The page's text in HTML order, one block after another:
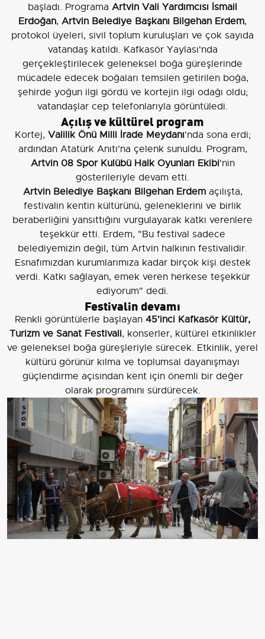
başladı. Programa Artvin Vali Yardımcısı İsmail
Erdoğan, Artvin Belediye Başkanı Bilgehan Erdem,
protokol üyeleri, sivil toplum kuruluşları ve çok sayıda
vatandaş katıldı. Kafkasör Yaylası'nda
gerçekleştirilecek geleneksel boğa güreşlerinde
mücadele edecek boğaları temsilen getirilen boğa,
şehirde yoğun ilgi gördü ve kortejin ilgi odağı oldu;
vatandaşlar cep telefonlarıyla görüntüledi.
Açılış ve kültürel program
Kortej, Valilik Önü Milli İrade Meydanı'nda sona erdi;
ardından Atatürk Anıtı'na çelenk sunuldu. Program,
Artvin 08 Spor Kulübü Halk Oyunları Ekibi'nin
gösterileriyle devam etti.
Artvin Belediye Başkanı Bilgehan Erdemaçılışta,
festivalin kentin kültürünü, geleneklerini ve birlik
beraberliğini yansıttığını vurgulayarak katkı verenlere
teşekkür etti. Erdem, "Bu festival sadece
belediyemizin değil, tüm Artvin halkının festivalidir.
Esnafımızdan kurumlarımıza kadar birçok kişi destek
verdi. Katkı sağlayan, emek veren herkese teşekkür
ediyorum" dedi.
Festivalin devamı
Renkli görüntülerle başlayan 45'inci Kafkasör Kültür,
Turizm ve Sanat Festivali, konserler, kültürel etkinlikler
ve geleneksel boğa güreşleriyle sürecek. Etkinlik, yerel
kültürü görünür kılma ve toplumsal dayanışmayı
güçlendirme açısından kent için önemli bir değer
olarak programını sürdürecek.